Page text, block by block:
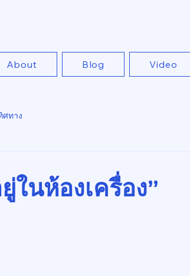
About Blog Video
ศทาง
นห้องเครื่อง”